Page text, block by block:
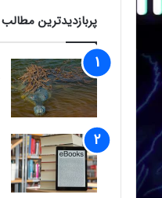
پربازدیدترین مطالب